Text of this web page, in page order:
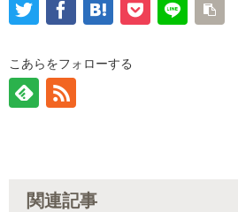
こあらをフォローする
関連記事